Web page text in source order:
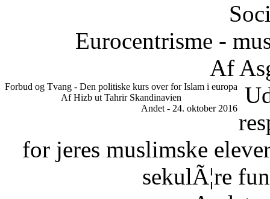
Eurocentrisme -
Af
Forbud og Tvang - Den politiske kurs over for Islam i europa
Af Hizb ut Tahrir Skandinavien
Andet - 24. oktober 2016
for jeres muslimske
sekulÃ¦re